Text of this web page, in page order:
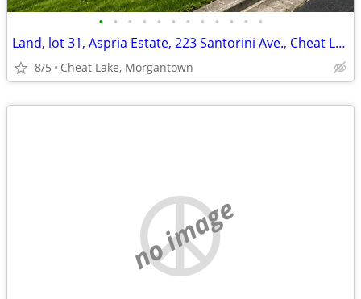
• • • • • • • • • • • •
Land, lot 31, Aspria Estate, 223 Santorini Ave., Cheat Lake
8/5 Cheat Lake, Morgantown
no image